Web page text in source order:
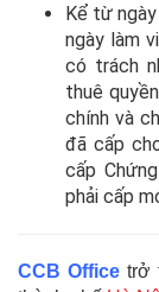
Kể từ
ngày làm
có trách
thuê
chính và
đã cấp
cấp
phải cấp
CCB Office trở